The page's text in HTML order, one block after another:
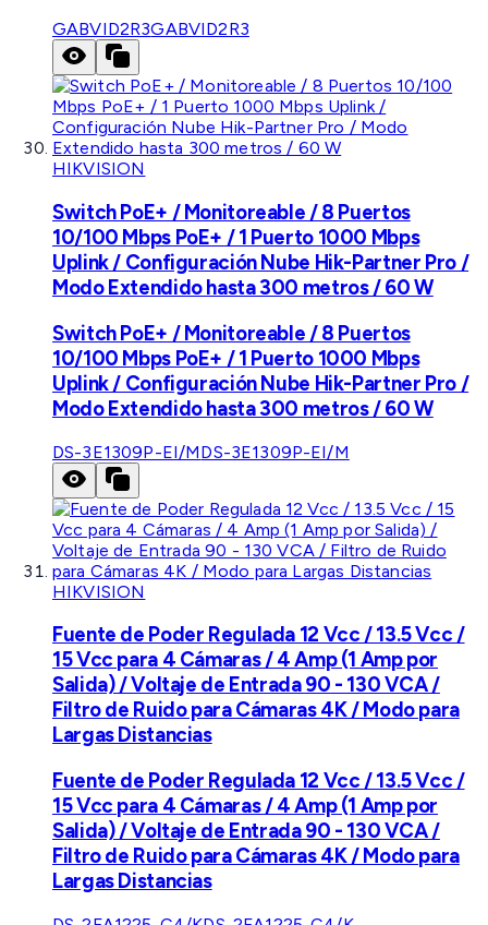
GABVID2R3GABVID2R3
HIKVISION
Switch PoE+ / Monitoreable / 8 Puertos
10/100 Mbps PoE+ / 1 Puerto 1000 Mbps
Uplink / Configuración Nube Hik-Partner Pro /
Modo Extendido hasta 300 metros / 60 W
Switch PoE+ / Monitoreable / 8 Puertos
10/100 Mbps PoE+ / 1 Puerto 1000 Mbps
Uplink / Configuración Nube Hik-Partner Pro /
Modo Extendido hasta 300 metros / 60 W
DS-3E1309P-EI/MDS-3E1309P-EI/M
HIKVISION
Fuente de Poder Regulada 12 Vcc / 13.5 Vcc /
15 Vcc para 4 Cámaras / 4 Amp (1 Amp por
Salida) / Voltaje de Entrada 90 - 130 VCA /
Filtro de Ruido para Cámaras 4K / Modo para
Largas Distancias
Fuente de Poder Regulada 12 Vcc / 13.5 Vcc /
15 Vcc para 4 Cámaras / 4 Amp (1 Amp por
Salida) / Voltaje de Entrada 90 - 130 VCA /
Filtro de Ruido para Cámaras 4K / Modo para
Largas Distancias